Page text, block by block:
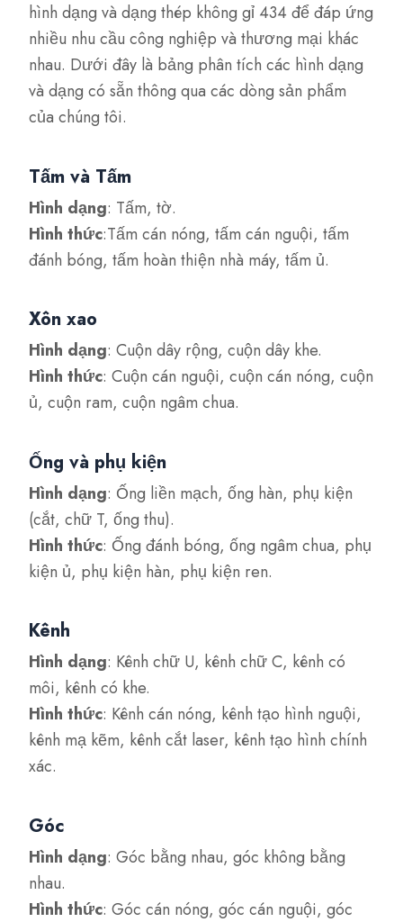
hình dạng và dạng thép không gỉ 434 để đáp ứng
nhiều nhu cầu công nghiệp và thương mại khác
nhau. Dưới đây là bảng phân tích các hình dạng
và dạng có sẵn thông qua các dòng sản phẩm
của chúng tôi.
Tấm và Tấm
Hình dạng: Tấm, tờ.
Hình thức:Tấm cán nóng, tấm cán nguội, tấm
đánh bóng, tấm hoàn thiện nhà máy, tấm ủ.
Xôn xao
Hình dạng: Cuộn dây rộng, cuộn dây khe.
Hình thức: Cuộn cán nguội, cuộn cán nóng, cuộn
ủ, cuộn ram, cuộn ngâm chua.
Ống và phụ kiện
Hình dạng: Ống liền mạch, ống hàn, phụ kiện
(cắt, chữ T, ống thu).
Hình thức: Ống đánh bóng, ống ngâm chua, phụ
kiện ủ, phụ kiện hàn, phụ kiện ren.
Kênh
Hình dạng: Kênh chữ U, kênh chữ C, kênh có
môi, kênh có khe.
Hình thức: Kênh cán nóng, kênh tạo hình nguội,
kênh mạ kẽm, kênh cắt laser, kênh tạo hình chính
xác.
Góc
Hình dạng: Góc bằng nhau, góc không bằng
nhau.
Hình thức: Góc cán nóng, góc cán nguội, góc